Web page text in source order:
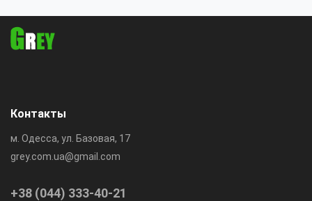
Контакты
м. Одесса, ул. Базовая, 17
grey.com.ua@gmail.com
+38 (044) 333-40-21